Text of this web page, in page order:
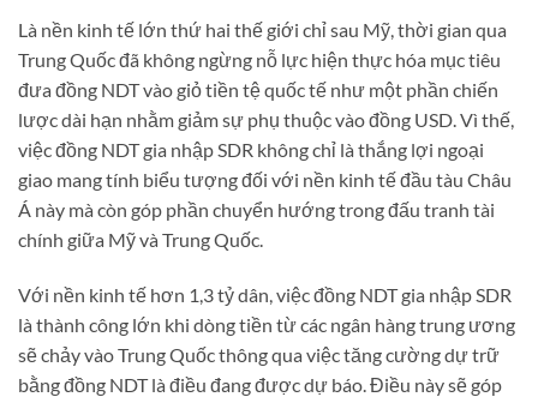
Là nền kinh tế lớn thứ hai thế giới chỉ sau Mỹ, thời gian qua
Trung Quốc đã không ngừng nỗ lực hiện thực hóa mục tiêu
đưa đồng NDT vào giỏ tiền tệ quốc tế như một phần chiến
lược dài hạn nhằm giảm sự phụ thuộc vào đồng USD. Vì thế,
việc đồng NDT gia nhập SDR không chỉ là thắng lợi ngoại
giao mang tính biểu tượng đối với nền kinh tế đầu tàu Châu
Á này mà còn góp phần chuyển hướng trong đấu tranh tài
chính giữa Mỹ và Trung Quốc.
Với nền kinh tế hơn 1,3 tỷ dân, việc đồng NDT gia nhập SDR
là thành công lớn khi dòng tiền từ các ngân hàng trung ương
sẽ chảy vào Trung Quốc thông qua việc tăng cường dự trữ
bằng đồng NDT là điều đang được dự báo. Điều này sẽ góp